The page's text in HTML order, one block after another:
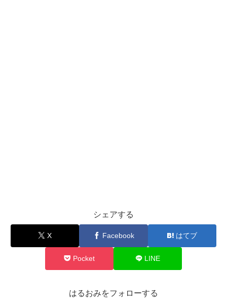
シェアする
X Facebook はてブ
Pocket LINE
はるおみをフォローする